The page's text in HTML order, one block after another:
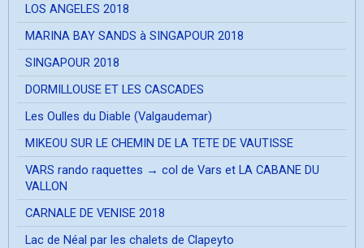
LOS ANGELES 2018
MARINA BAY SANDS à SINGAPOUR 2018
SINGAPOUR 2018
DORMILLOUSE ET LES CASCADES
Les Oulles du Diable (Valgaudemar)
MIKEOU SUR LE CHEMIN DE LA TETE DE VAUTISSE
VARS rando raquettes → col de Vars et LA CABANE DU
VALLON
CARNALE DE VENISE 2018
Lac de Néal par les chalets de Clapeyto